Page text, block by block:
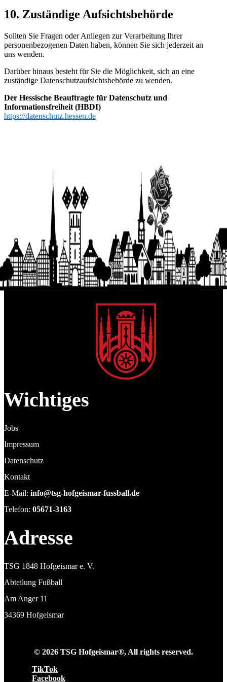
10. Zuständige Aufsichtsbehörde
Sollten Sie Fragen oder Anliegen zur Verarbeitung Ihrer
personenbezogenen Daten haben, können Sie sich jederzeit an
uns wenden.
Darüber hinaus besteht für Sie die Möglichkeit, sich an eine
zuständige Datenschutzaufsichtsbehörde zu wenden.
Der Hessische Beauftragte für Datenschutz und
Informationsfreiheit (HBDI)
https://datenschutz.hessen.de
Wichtiges
Jobs
Impressum
Datenschutz
Kontakt
E-Mail: info@tsg-hofgeismar-fussball.de
Telefon: 05671-3163
Adresse
TSG 1848 Hofgeismar e. V.
Abteilung Fußball
Am Anger 11
34369 Hofgeismar
© 2026 TSG Hofgeismar®, All rights reserved.
TikTok
Facebook